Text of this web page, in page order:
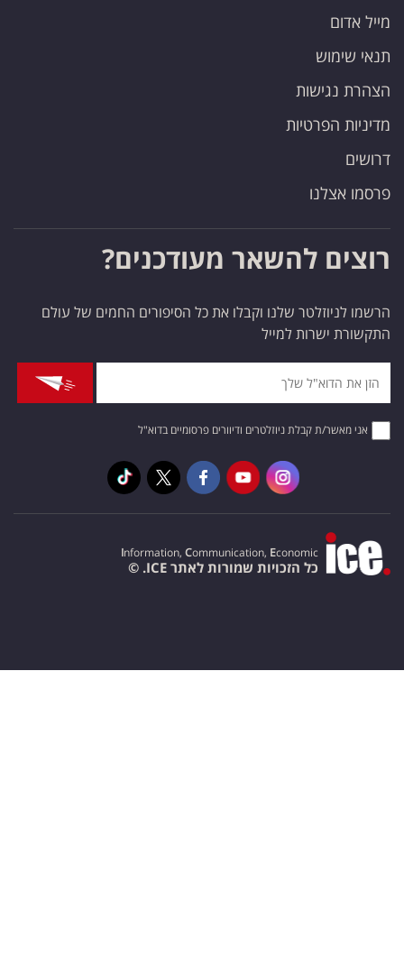
מייל אדום
תנאי שימוש
הצהרת נגישות
מדיניות הפרטיות
דרושים
פרסמו אצלנו
רוצים להשאר מעודכנים?
הרשמו לניוזלטר שלנו וקבלו את כל הסיפורים החמים של עולם
התקשורת ישרות למייל
אני מאשר/ת קבלת ניוזלטרים ודיוורים פרסומיים בדוא"ל
Information, Communication, Economic
כל הזכויות שמורות לאתר ICE. ©